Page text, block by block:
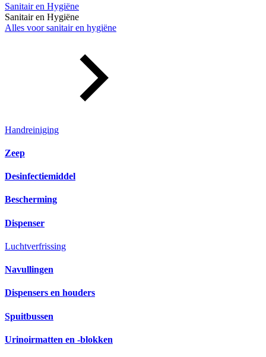
Sanitair en Hygiëne
Sanitair en Hygiëne
Alles voor sanitair en hygiëne
Handreiniging
Zeep
Desinfectiemiddel
Bescherming
Dispenser
Luchtverfrissing
Navullingen
Dispensers en houders
Spuitbussen
Urinoirmatten en -blokken